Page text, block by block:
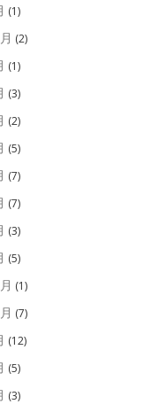
(1)
(2)
(1)
(3)
(2)
(5)
(7)
(7)
(3)
(5)
(1)
(7)
(12)
(5)
(3)